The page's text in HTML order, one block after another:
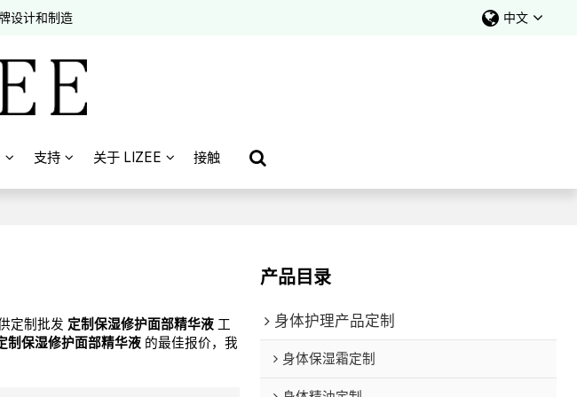
设计和制造 中文
支持 关于 LIZEE 接触
定制批发 定制保湿修护面部精华液 工
制保湿修护面部精华液 的最佳报价，我
产品目录
身体护理产品定制
身体保湿霜定制